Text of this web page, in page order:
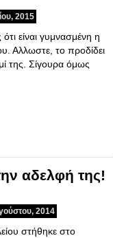
2015
είναι γυμνασμένη η
Αλλωστε, το προδίδει
της. Σίγουρα όμως
αδελφή της!
2014
στήθηκε στο